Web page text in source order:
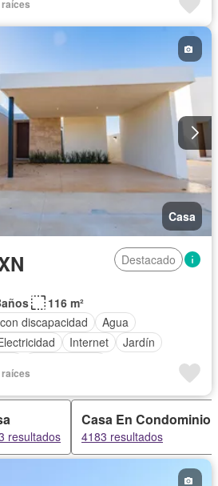
Gimnasio
raíces
Casa
Destacado
116 m²
discapacidad
Agua
Internet
Jardín
raíces
resultados
Casa En Condominio
4183 resultados